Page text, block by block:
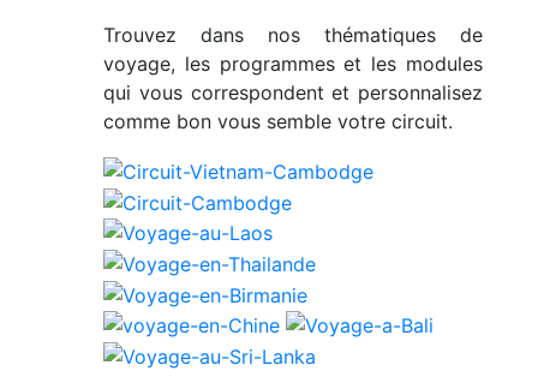
Trouvez dans nos thématiques de
voyage, les programmes et les modules
qui vous correspondent et personnalisez
comme bon vous semble votre circuit.